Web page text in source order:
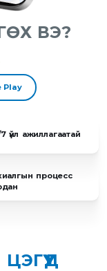
ВЭ?
Play
үйл ажиллагаатай
процесс
ЦЭГҮҮД